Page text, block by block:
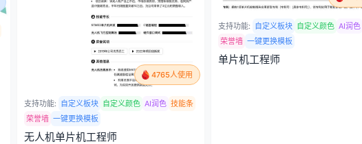
4765人使用
支持功能: 自定义板块 自定义颜色 AI润色 技能条
荣誉墙 一键更换模板
无人机单片机工程师
支持功能: 自定义板块 自定义颜色 AI润色
荣誉墙 一键更换模板
单片机工程师